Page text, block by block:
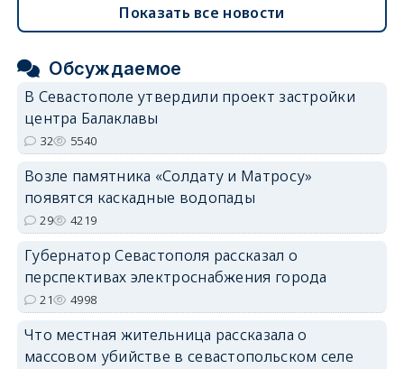
Показать все новости
Обсуждаемое
В Севастополе утвердили проект застройки
центра Балаклавы
32 5540
Возле памятника «Солдату и Матросу»
появятся каскадные водопады
29 4219
Губернатор Севастополя рассказал о
перспективах электроснабжения города
21 4998
Что местная жительница рассказала о
массовом убийстве в севастопольском селе